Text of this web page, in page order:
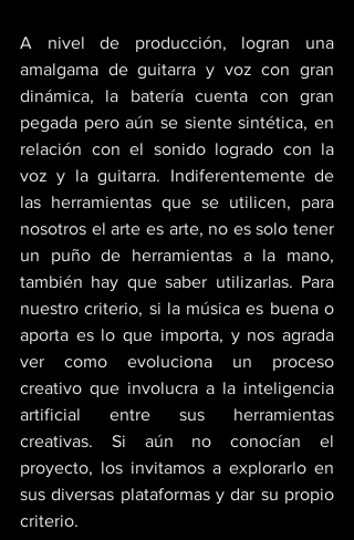
A nivel de producción, logran una
amalgama de guitarra y voz con gran
dinámica, la batería cuenta con gran
pegada pero aún se siente sintética, en
relación con el sonido logrado con la
voz y la guitarra. Indiferentemente de
las herramientas que se utilicen, para
nosotros el arte es arte, no es solo tener
un puño de herramientas a la mano,
también hay que saber utilizarlas. Para
nuestro criterio, si la música es buena o
aporta es lo que importa, y nos agrada
ver como evoluciona un proceso
creativo que involucra a la inteligencia
artificial entre sus herramientas
creativas. Si aún no conocían el
proyecto, los invitamos a explorarlo en
sus diversas plataformas y dar su propio
criterio.